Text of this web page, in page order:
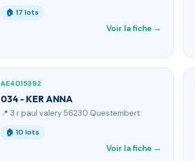
🏠 17 lots
Voir la fiche →
AE4015392
034 - KER ANNA
📍 3 r paul valery 56230 Questembert
🏠 10 lots
Voir la fiche →